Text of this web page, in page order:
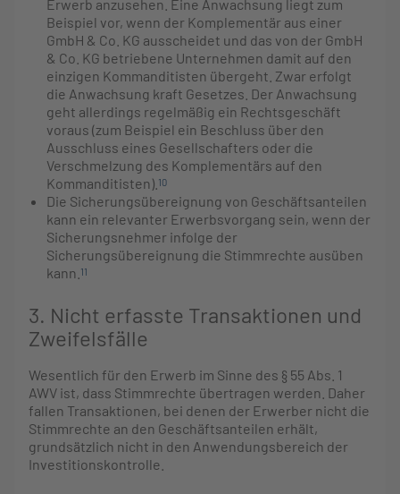
Erwerb anzusehen. Eine Anwachsung liegt zum
Beispiel vor, wenn der Komplementär aus einer
GmbH & Co. KG ausscheidet und das von der GmbH
& Co. KG betriebene Unternehmen damit auf den
einzigen Kommanditisten übergeht. Zwar erfolgt
die Anwachsung kraft Gesetzes. Der Anwachsung
geht allerdings regelmäßig ein Rechtsgeschäft
voraus (zum Beispiel ein Beschluss über den
Ausschluss eines Gesellschafters oder die
Verschmelzung des Komplementärs auf den
Kommanditisten). 10
Die Sicherungsübereignung von Geschäftsanteilen
kann ein relevanter Erwerbsvorgang sein, wenn der
Sicherungsnehmer infolge der
Sicherungsübereignung die Stimmrechte ausüben
kann. 11
3. Nicht erfasste Transaktionen und
Zweifelsfälle
Wesentlich für den Erwerb im Sinne des § 55 Abs. 1
AWV ist, dass Stimmrechte übertragen werden. Daher
fallen Transaktionen, bei denen der Erwerber nicht die
Stimmrechte an den Geschäftsanteilen erhält,
grundsätzlich nicht in den Anwendungsbereich der
Investitionskontrolle.